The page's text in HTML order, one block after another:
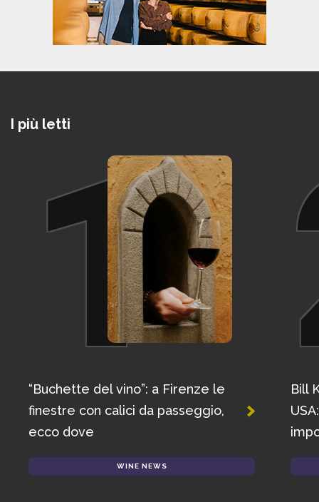
I più letti1
“Buchette del vino”: a Firenze le
finestre con calici da passeggio,
ecco dove
WINE NEWS
Bill